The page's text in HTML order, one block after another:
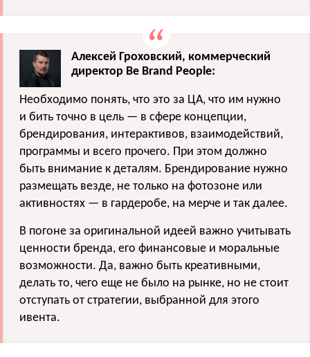
Алексей Гроховский, коммерческий
директор Be Brand People:
Необходимо понять, что это за ЦА, что им нужно
и бить точно в цель — в сфере концепции,
брендирования, интерактивов, взаимодействий,
программы и всего прочего. При этом должно
быть внимание к деталям. Брендирование нужно
размещать везде, не только на фотозоне или
активностях — в гардеробе, на мерче и так далее.
В погоне за оригинальной идеей важно учитывать
ценности бренда, его финансовые и моральные
возможности. Да, важно быть креативными,
делать то, чего еще не было на рынке, но не стоит
отступать от стратегии, выбранной для этого
ивента.